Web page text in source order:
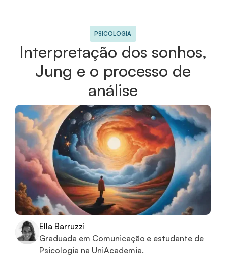
PSICOLOGIA
Interpretação dos sonhos,
Jung e o processo de
análise
Ella Barruzzi
Graduada em Comunicação e estudante de
Psicologia na UniAcademia.